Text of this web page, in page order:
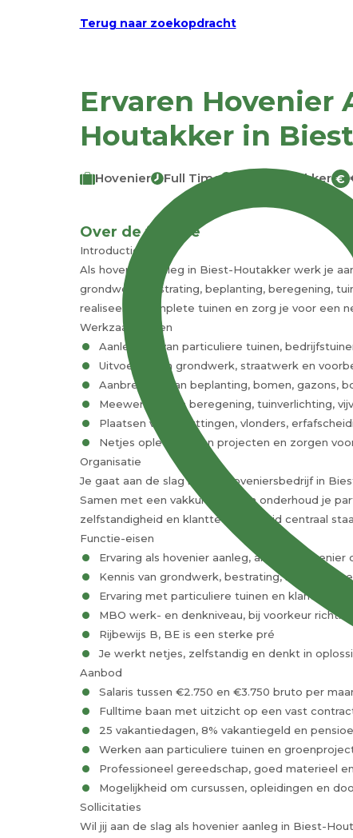
Terug naar zoekopdracht
Ervaren Hovenier
Houtakker in
Hovenier Full Time Biest-Houtakker €
Over de functie
Introductie
Als hovenier aanleg in Biest-Houtakker werk je
grondwerk, bestrating, beplanting, beregening,
realiseer je complete tuinen en zorg je voor een
Werkzaamheden
Aanleggen van particuliere tuinen,
Uitvoeren van grondwerk, straatwerk en
Aanbrengen van beplanting, bomen, gazons,
Meewerken aan beregening, tuinverlichting,
Plaatsen van schuttingen, vlonders,
Netjes opleveren van projecten en zorgen
Organisatie
Je gaat aan de slag bij een hoveniersbedrijf in
Samen met een vakkundig team onderhoud je
zelfstandigheid en klanttevredenheid centraal
Functie-eisen
Ervaring als hovenier aanleg, allround hovenier
Kennis van grondwerk, bestrating, beplanting
Ervaring met particuliere tuinen en klantgericht
MBO werk- en denkniveau, bij voorkeur richting
Rijbewijs B, BE is een sterke pré
Je werkt netjes, zelfstandig en denkt in
Aanbod
Salaris tussen €2.750 en €3.750 bruto per
Fulltime baan met uitzicht op een vast
25 vakantiedagen, 8% vakantiegeld en
Werken aan particuliere tuinen en
Professioneel gereedschap, goed materieel
Mogelijkheid om cursussen, opleidingen en
Sollicitaties
Wil jij aan de slag als hovenier aanleg in Biest-